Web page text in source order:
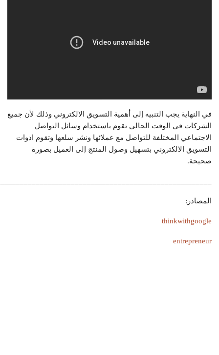
في النهاية يجب التنبيه إلى أهمية التسويق الالكتروني وذلك لأن جميع
الشركات في الوقت الحالي تقوم باستخدام وسائل التواصل
الاجتماعي المختلفة للتواصل مع عملائها ونشر سلعها وتقوم ادوات
التسويق الالكتروني بتسهيل وصول المنتج إلى العميل بصورة
صحيحة.
المصادر:
thinkwithgoogle
entrepreneur